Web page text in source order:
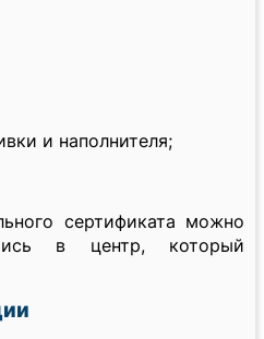
и наполнителя;
сертификата можно
в центр, который